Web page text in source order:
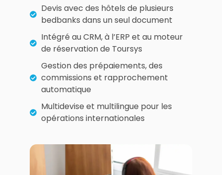
Devis avec des hôtels de plusieurs
bedbanks dans un seul document
Intégré au CRM, à l’ERP et au moteur
de réservation de Toursys
Gestion des prépaiements, des
commissions et rapprochement
automatique
Multidevise et multilingue pour les
opérations internationales